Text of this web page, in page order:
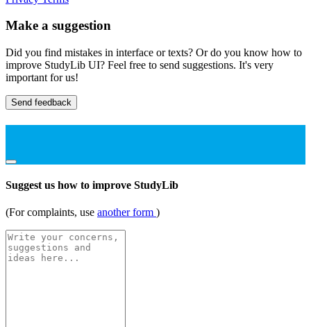
Make a suggestion
Did you find mistakes in interface or texts? Or do you know how to
improve StudyLib UI? Feel free to send suggestions. It's very
important for us!
Send feedback
Suggest us how to improve StudyLib
(For complaints, use another form )